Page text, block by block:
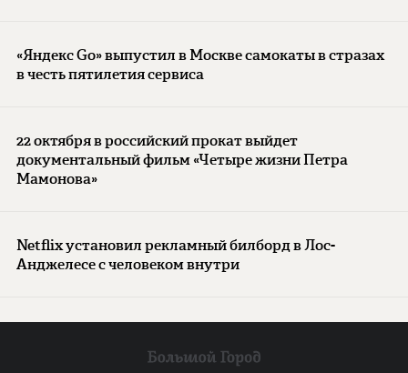
«Яндекс Go» выпустил в Москве самокаты в стразах
в честь пятилетия сервиса
22 октября в российский прокат выйдет
документальный фильм «Четыре жизни Петра
Мамонова»
Netflix установил рекламный билборд в Лос-
Анджелесе с человеком внутри